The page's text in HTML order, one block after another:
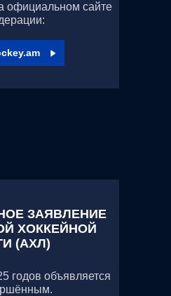
официальном сайте
ЗАЯВЛЕНИЕ
ХОККЕЙНОЙ
(АХЛ)
годов объявляется